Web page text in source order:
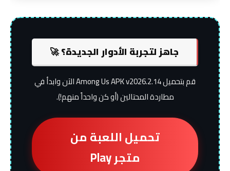
جاهز لتجربة الأدوار الجديدة؟ 🚀
قم بتحميل Among Us APK v2026.2.14 الآن وابدأ في
مطاردة المحتالين (أو كن واحداً منهم!).
تحميل اللعبة من
متجر Play